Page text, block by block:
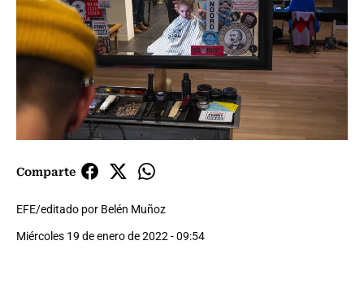
Comparte
EFE/editado por Belén Muñoz
Miércoles 19 de enero de 2022 - 09:54